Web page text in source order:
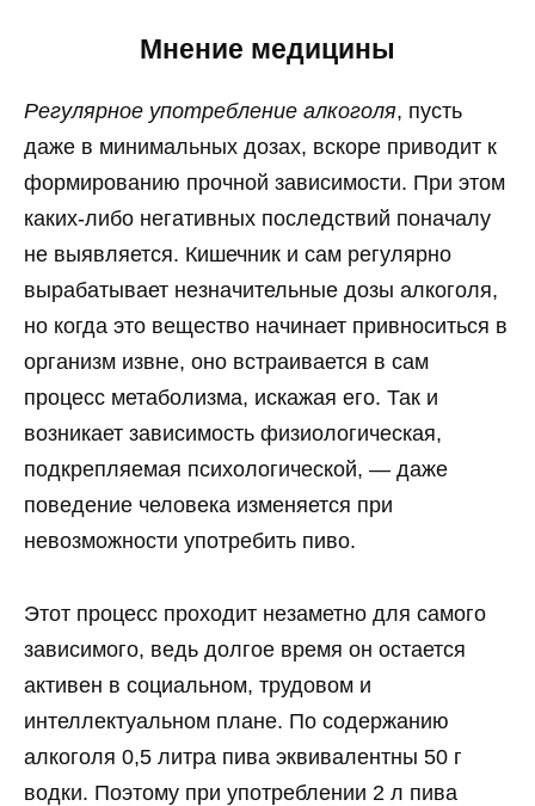
Мнение медицины
Регулярное употребление алкоголя, пусть
даже в минимальных дозах, вскоре приводит к
формированию прочной зависимости. При этом
каких-либо негативных последствий поначалу
не выявляется. Кишечник и сам регулярно
вырабатывает незначительные дозы алкоголя,
но когда это вещество начинает привноситься в
организм извне, оно встраивается в сам
процесс метаболизма, искажая его. Так и
возникает зависимость физиологическая,
подкрепляемая психологической, — даже
поведение человека изменяется при
невозможности употребить пиво.
Этот процесс проходит незаметно для самого
зависимого, ведь долгое время он остается
активен в социальном, трудовом и
интеллектуальном плане. По содержанию
алкоголя 0,5 литра пива эквивалентны 50 г
водки. Поэтому при употреблении 2 л пива